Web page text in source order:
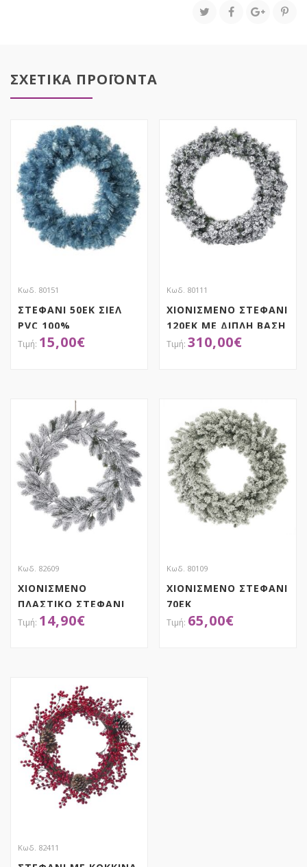
ποσότητα
ΣΧΕΤΙΚΑ ΠΡΟΪΟΝΤΑ
Κωδ. 80151
ΣΤΕΦΑΝΙ 50ΕΚ ΣΙΕΛ
PVC 100%
15,00€
Κωδ. 80111
ΧΙΟΝΙΣΜΕΝΟ ΣΤΕΦΑΝΙ
120ΕΚ ΜΕ ΔΙΠΛΗ ΒΑΣΗ
310,00€
Κωδ. 82609
ΧΙΟΝΙΣΜΕΝΟ
ΠΛΑΣΤΙΚΟ ΣΤΕΦΑΝΙ
Φ53ΕΚ14,90€
Κωδ. 80109
ΧΙΟΝΙΣΜΕΝΟ ΣΤΕΦΑΝΙ
70ΕΚ
65,00€
Κωδ. 82411